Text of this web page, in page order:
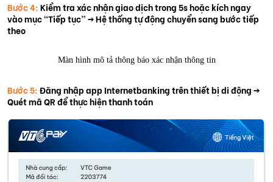
Bước 4:Kiểm tra xác nhận giao dịch trong 5s hoặc kích ngay
vào mục “Tiếp tục” -> Hệ thống tự động chuyển sang bước tiếp
theo
Màn hình mô tả thông báo xác nhận thông tin
Bước 5:Đăng nhập app Internetbanking trên thiết bị di động ->
Quét mã QR để thực hiện thanh toán